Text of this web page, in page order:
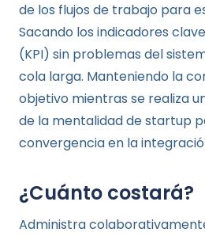
de los flujos de trabajo para
Sacando los indicadores
(KPI) sin problemas del
cola larga. Manteniendo la
objetivo mientras se realiza
de la mentalidad de startup
convergencia en la
¿Cuánto costará?
Administra